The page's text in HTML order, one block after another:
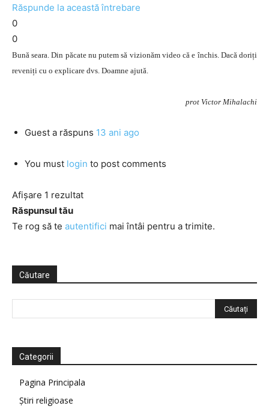
Răspunde la această întrebare
0
0
Bună seara. Din păcate nu putem să vizionăm video că e închis. Dacă doriți
reveniți cu o explicare dvs. Doamne ajută.
prot Victor Mihalachi
Guest a răspuns 13 ani ago
You must login to post comments
Afișare 1 rezultat
Răspunsul tău
Te rog să te autentifici mai întâi pentru a trimite.
Căutare
Categorii
Pagina Principala
Știri religioase